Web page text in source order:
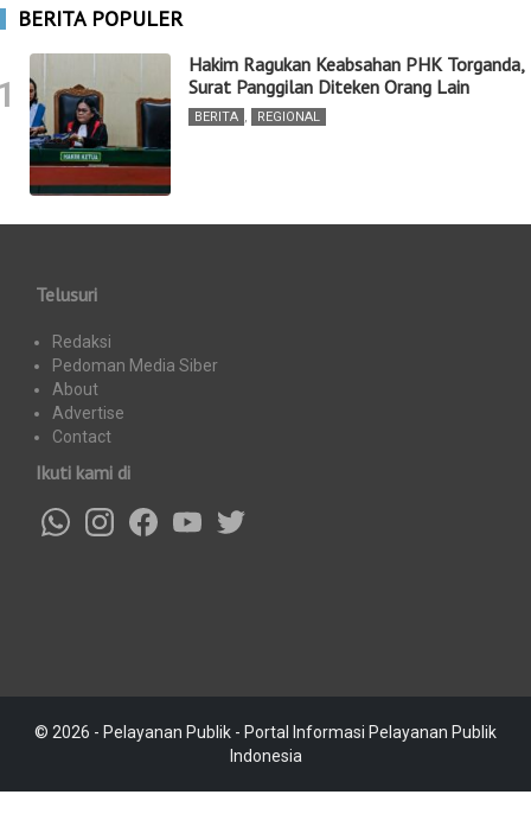
BERITA POPULER
Hakim Ragukan Keabsahan PHK Torganda,
Surat Panggilan Diteken Orang Lain
BERITA , REGIONAL
Telusuri
Redaksi
Pedoman Media Siber
About
Advertise
Contact
Ikuti kami di
© 2026 - Pelayanan Publik - Portal Informasi Pelayanan Publik
Indonesia